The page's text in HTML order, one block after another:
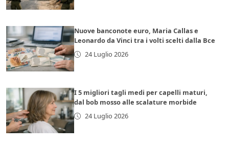
Nuove banconote euro, Maria Callas e
Leonardo da Vinci tra i volti scelti dalla Bce
24 Luglio 2026
I 5 migliori tagli medi per capelli maturi,
dal bob mosso alle scalature morbide
24 Luglio 2026